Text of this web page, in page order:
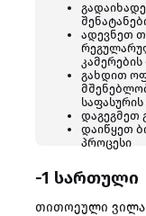
ადევნეთ
გახდით
დაგეგმეთ
დაიწყეთ
პროცესი
თითოეული ვილა
-1 სართული